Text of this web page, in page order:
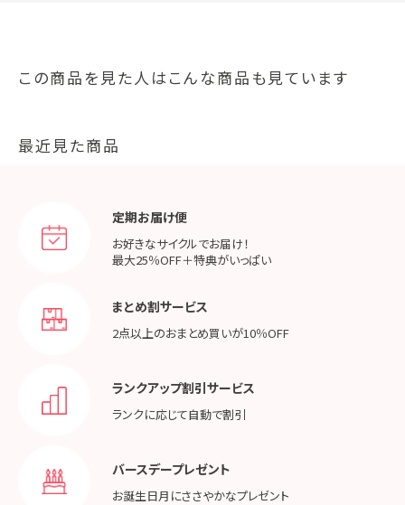
この商品を見た人はこんな商品も見ています
最近見た商品
定期お届け便
お好きなサイクルでお届け！
最大25％OFF＋特典がいっぱい
まとめ割サービス
2点以上のおまとめ買いが10％OFF
ランクアップ割引サービス
ランクに応じて自動で割引
バースデープレゼント
お誕生日月にささやかなプレゼント